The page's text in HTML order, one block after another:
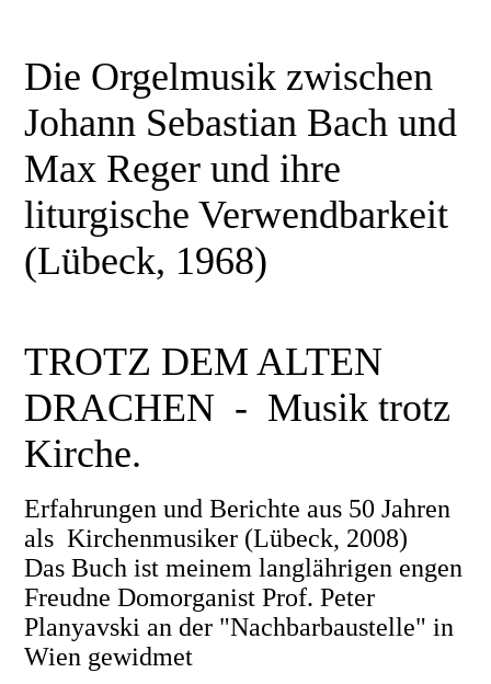
Die Orgelmusik zwischen
Johann Sebastian Bach und
Max Reger und ihre
liturgische Verwendbarkeit
(Lübeck, 1968)
TROTZ DEM ALTEN
DRACHEN - Musik trotz
Kirche.
Erfahrungen und Berichte aus 50 Jahren
als Kirchenmusiker (Lübeck, 2008)
Das Buch ist meinem langlährigen engen
Freudne Domorganist Prof. Peter
Planyavski an der "Nachbarbaustelle" in
Wien gewidmet